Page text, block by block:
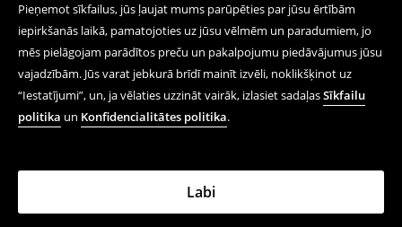
Pieņemot sīkfailus, jūs ļaujat mums parūpēties par jūsu ērtībām
iepirkšanās laikā, pamatojoties uz jūsu vēlmēm un paradumiem, jo
mēs pielāgojam parādītos preču un pakalpojumu piedāvājumus jūsu
vajadzībām. Jūs varat jebkurā brīdī mainīt izvēli, noklikšķinot uz
“Iestatījumi”, un, ja vēlaties uzzināt vairāk, izlasiet sadaļasSīkfailu
politika un Konfidencialitātes politika.
Labi
Seko mums
Palīdzība un saziņa
Iepērcies tiešsaistē